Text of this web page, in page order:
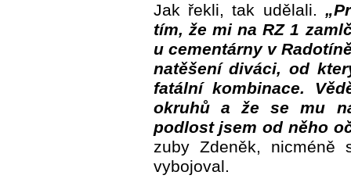
Jak řekli, tak udělali.
tím, že mi na RZ 1
u cementárny v
natěšení diváci, od
fatální kombinace.
okruhů a že se mu
podlost jsem od něho
zuby Zdeněk, nicméně
vybojoval.